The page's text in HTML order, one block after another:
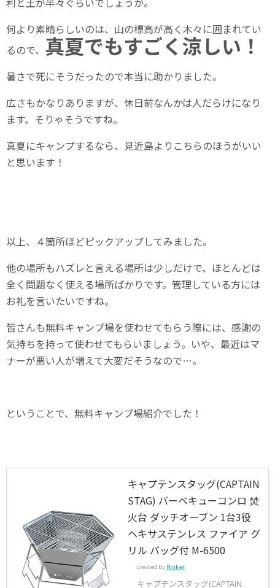
何より素晴らしいのは、山の標高が高く木々に囲まれてい
るので、 真夏でもすごく涼しい！
暑さで死にそうだったので本当に助かりました。
広さもかなりありますが、休日前なんかは人だらけになり
ます。そりゃそうですね。
真夏にキャンプするなら、見近島よりこちらのほうがいい
と思います！
以上、４箇所ほどピックアップしてみました。
他の場所もハズレと言える場所は少しだけで、ほとんどは
全く問題なく使える場所ばかりです。管理している方には
お礼を言いたいですね。
皆さんも無料キャンプ場を使わせてもらう際には、感謝の
気持ちを持って使わせてもらいましょう。いや、最近はマ
ナーが悪い人が増えて大変だそうなので…。
ということで、無料キャンプ場紹介でした！
キャプテンスタッグ(CAPTAIN
STAG) バーベキューコンロ 焚
火台 ダッチオーブン 1台3役
ヘキサステンレス ファイア グ
リル バッグ付 M-6500
created by Rinker
キャプテンスタッグ(CAPTAIN